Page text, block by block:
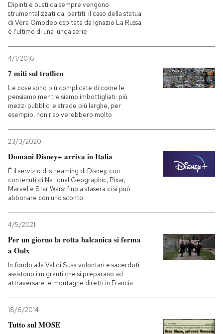
Dipinti e busti da sempre vengono
strumentalizzati dai partiti: il caso della statua
di Vera Omodeo ospitata da Ignazio La Russa
è l'ultimo di una lunga serie
4/1/2016
7 miti sul traffico
Le cose sono più complicate di come le
pensiamo mentre siamo imbottigliati: più
mezzi pubblici e strade più larghe, per
esempio, non risolverebbero molto
23/3/2020
Domani Disney+ arriva in Italia
È il servizio di streaming di Disney, con
contenuti di National Geographic, Pixar,
Marvel e Star Wars: fino a stasera ci si può
abbonare con uno sconto
4/5/2021
Per un giorno la rotta balcanica si ferma
a Oulx
In fondo alla Val di Susa volontari e sacerdoti
assistono i migranti che si preparano ad
attraversare le montagne diretti in Francia
18/6/2014
Tutto sul MOSE